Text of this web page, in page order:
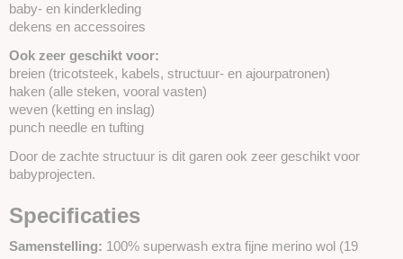
baby- en kinderkleding
dekens en accessoires
Ook zeer geschikt voor:
breien (tricotsteek, kabels, structuur- en ajourpatronen)
haken (alle steken, vooral vasten)
weven (ketting en inslag)
punch needle en tufting
Door de zachte structuur is dit garen ook zeer geschikt voor
babyprojecten.
Specificaties
Samenstelling: 100% superwash extra fijne merino wol (19